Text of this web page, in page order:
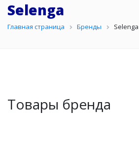
Selenga
Главная страница Бренды Selenga
Товары бренда